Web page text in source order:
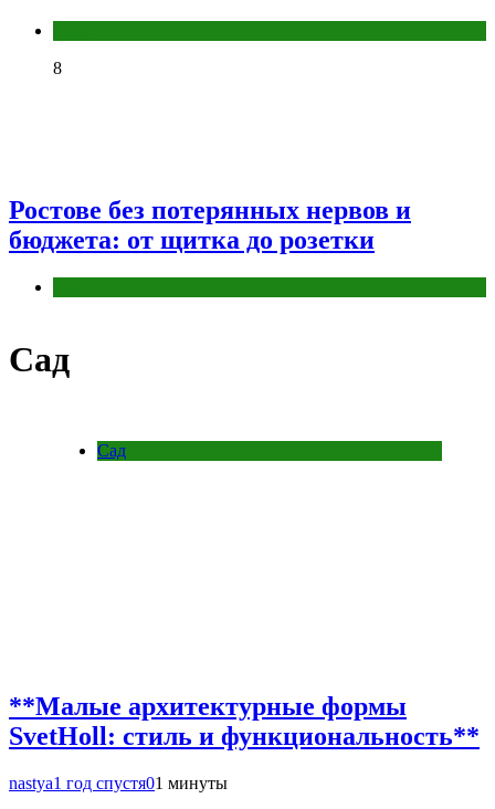
8
Ростове без потерянных нервов и
бюджета: от щитка до розетки
Сад
Сад
**Малые архитектурные формы
SvetHoll: стиль и функциональность**
nastya1 год спустя01 минуты